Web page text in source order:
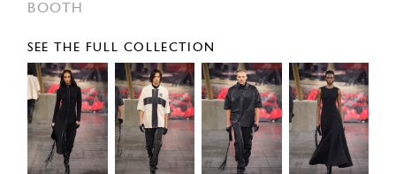
BOOTH
SEE THE FULL COLLECTION